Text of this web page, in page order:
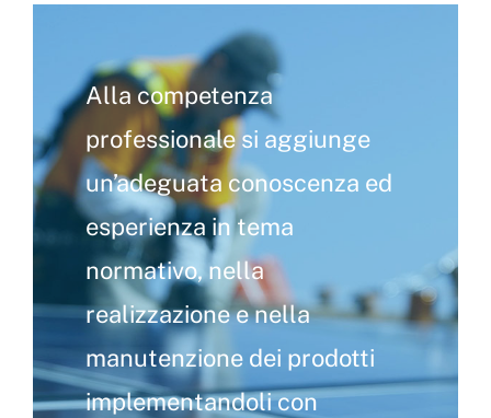
Alla competenza
professionale si aggiunge
un’adeguata conoscenza ed
esperienza in tema
normativo, nella
realizzazione e nella
manutenzione dei prodotti
implementandoli con